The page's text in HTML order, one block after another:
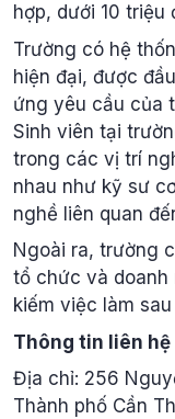
hợp, dưới 10 triệu
Trường có hệ
hiện đại, được
ứng yêu cầu của
Sinh viên tại
trong các vị trí
nhau như kỹ sư
nghề liên quan
Ngoài ra, trường
tổ chức và doanh
kiếm việc làm
Thông tin liên hệ
Địa chỉ: 256
Thành phố Cần